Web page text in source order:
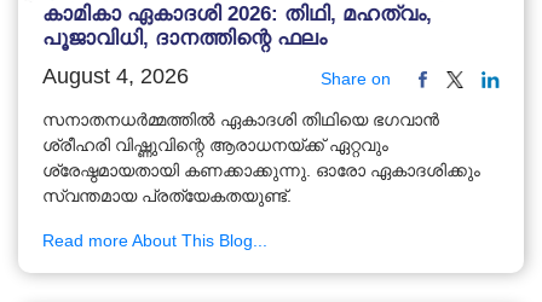
കാമികാ ഏകാദശി 2026: തിഥി, മഹത്വം,
പൂജാവിധി, ദാനത്തിന്റെ ഫലം
August 4, 2026 Share on
സനാതനധർമ്മത്തിൽ ഏകാദശി തിഥിയെ ഭഗവാൻ
ശ്രീഹരി വിഷ്ണുവിന്റെ ആരാധനയ്ക്ക് ഏറ്റവും
ശ്രേഷ്ഠമായതായി കണക്കാക്കുന്നു. ഓരോ ഏകാദശിക്കും
സ്വന്തമായ പ്രത്യേകതയുണ്ട്.
Read more About This Blog...